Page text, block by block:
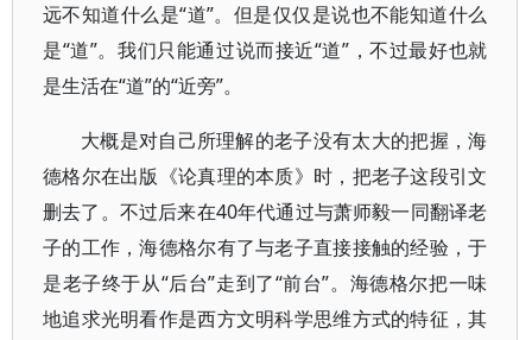
远不知道什么是“道”。但是仅仅是说也不能知道什么
是“道”。我们只能通过说而接近“道”，不过最好也就
是生活在“道”的“近旁”。
大概是对自己所理解的老子没有太大的把握，海
德格尔在出版《论真理的本质》时，把老子这段引文
删去了。不过后来在40年代通过与萧师毅一同翻译老
子的工作，海德格尔有了与老子直接接触的经验，于
是老子终于从“后台”走到了“前台”。海德格尔把一味
地追求光明看作是西方文明科学思维方式的特征，其